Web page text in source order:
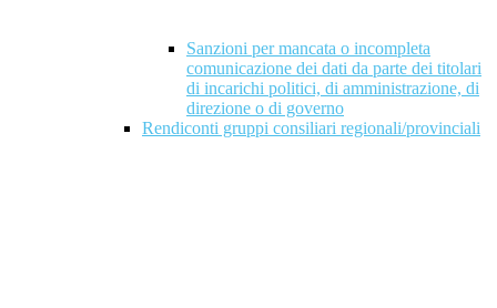
Sanzioni per mancata o incompleta
comunicazione dei dati da parte dei titolari
di incarichi politici, di amministrazione, di
direzione o di governo
Rendiconti gruppi consiliari regionali/provinciali